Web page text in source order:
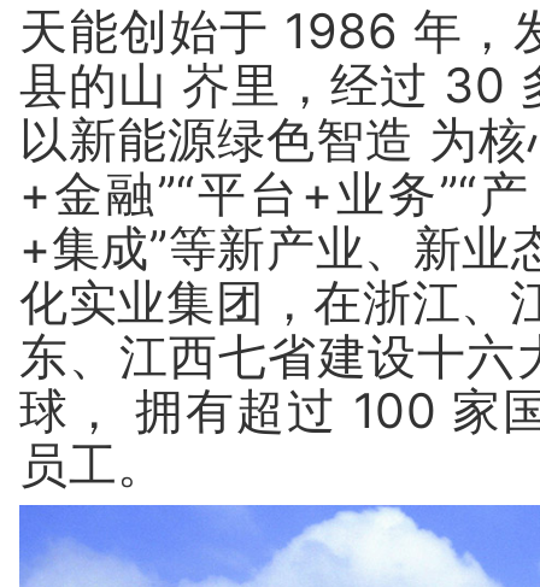
天能创始于 1986 年，
县的山 岕里，经过 30
以新能源绿色智造 为
+金融”“平台+业务”“
+集成”等新产业、新业
化实业集团，在浙江、
东、江西七省建设十
球， 拥有超过 100 家
员工。